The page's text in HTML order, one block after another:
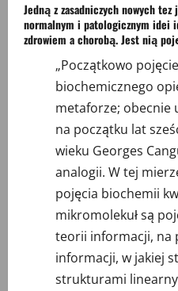
Jedną z zasadniczych nowych
normalnym i patologicznym
zdrowiem a chorobą. Jest nią
„Początkowo
biochemicznego
metaforze; obecnie
na początku lat
wieku Georges
analogii. W tej
pojęcia biochemii
mikromolekuł są
teorii informacji, na
informacji, w jakiej
strukturami